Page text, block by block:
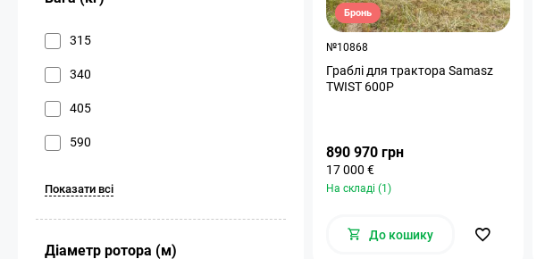
315
340
405
590
Показати всі
Діаметр ротора (м)
Бронь
№10868
Граблі для трактора Samasz
TWIST 600P
890 970 грн
17 000 €
На складі (1)
До кошику